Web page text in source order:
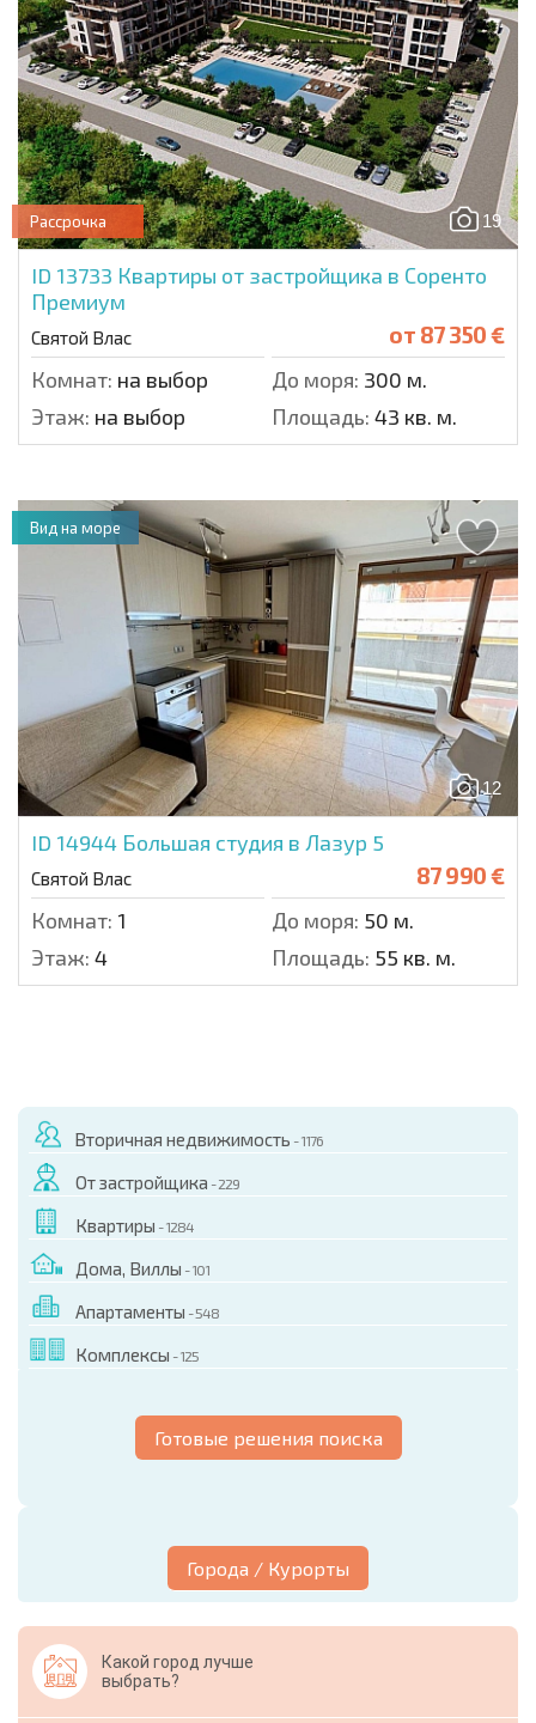
19
Рассрочка
ID 13733 Квартиры от застройщика в Соренто
Премиум
Святой Влас от 87 350 €
Комнат: на выбор До моря: 300 м.
Этаж: на выбор Площадь: 43 кв. м.
12
ID 14944 Большая студия в Лазур 5
Святой Влас 87 990 €
Комнат: 1 До моря: 50 м.
Этаж: 4 Площадь: 55 кв. м.
Вид на море
Вторичная недвижимость - 1176
От застройщика - 229
Квартиры - 1284
Дома, Виллы - 101
Апартаменты - 548
Комплексы - 125
Готовые решения поиска
Города / Курорты
Какой город лучше
выбрать?